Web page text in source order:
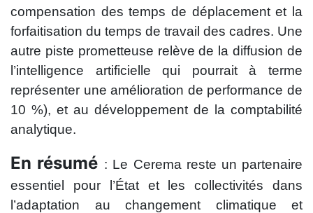
compensation des temps de déplacement et la
forfaitisation du temps de travail des cadres. Une
autre piste prometteuse relève de la diffusion de
l’intelligence artificielle qui pourrait à terme
représenter une amélioration de performance de
10 %), et au développement de la comptabilité
analytique.
En résumé : Le Cerema reste un partenaire
essentiel pour l’État et les collectivités dans
l’adaptation au changement climatique et